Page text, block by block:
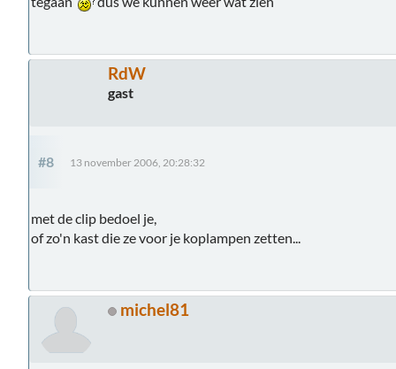
RdW
gast
#8 13 november 2006, 20:28:32
met de clip bedoel je,
of zo'n kast die ze voor je koplampen zetten...
michel81